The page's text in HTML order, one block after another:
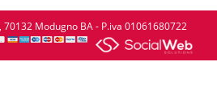
Modugno BA - P.iva 01061680722